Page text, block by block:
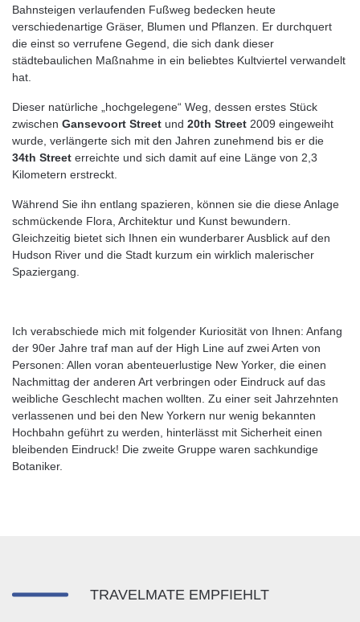
Bahnsteigen verlaufenden Fußweg bedecken heute
verschiedenartige Gräser, Blumen und Pflanzen. Er durchquert
die einst so verrufene Gegend, die sich dank dieser
städtebaulichen Maßnahme in ein beliebtes Kultviertel verwandelt
hat.
Dieser natürliche „hochgelegene“ Weg, dessen erstes Stück
zwischen Gansevoort Street und 20th Street 2009 eingeweiht
wurde, verlängerte sich mit den Jahren zunehmend bis er die
34th Street erreichte und sich damit auf eine Länge von 2,3
Kilometern erstreckt.
Während Sie ihn entlang spazieren, können sie die diese Anlage
schmückende Flora, Architektur und Kunst bewundern.
Gleichzeitig bietet sich Ihnen ein wunderbarer Ausblick auf den
Hudson River und die Stadt kurzum ein wirklich malerischer
Spaziergang.
Ich verabschiede mich mit folgender Kuriosität von Ihnen: Anfang
der 90er Jahre traf man auf der High Line auf zwei Arten von
Personen: Allen voran abenteuerlustige New Yorker, die einen
Nachmittag der anderen Art verbringen oder Eindruck auf das
weibliche Geschlecht machen wollten. Zu einer seit Jahrzehnten
verlassenen und bei den New Yorkern nur wenig bekannten
Hochbahn geführt zu werden, hinterlässt mit Sicherheit einen
bleibenden Eindruck! Die zweite Gruppe waren sachkundige
Botaniker.
TRAVELMATE EMPFIEHLT